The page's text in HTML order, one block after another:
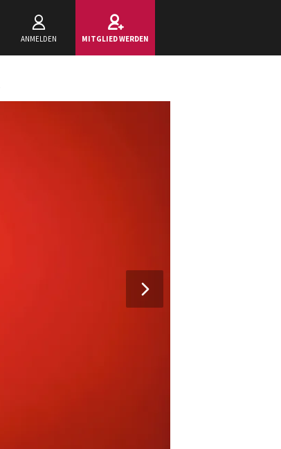
ANMELDEN MITGLIED WERDEN
Next